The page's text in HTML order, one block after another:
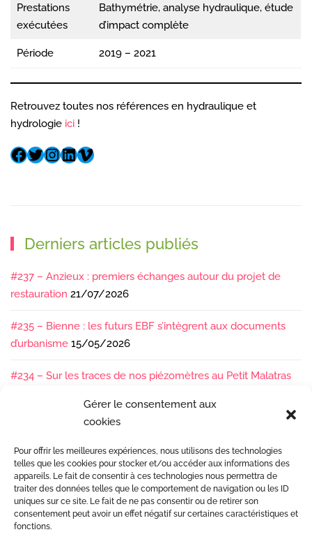
Gérer le consentement aux
cookies
Pour offrir les meilleures expériences, nous utilisons des technologies
telles que les cookies pour stocker et/ou accéder aux informations des
appareils. Le fait de consentir à ces technologies nous permettra de
traiter des données telles que le comportement de navigation ou les ID
uniques sur ce site. Le fait de ne pas consentir ou de retirer son
consentement peut avoir un effet négatif sur certaines caractéristiques et
fonctions.
Prestations
exécutées
Bathymétrie, analyse hydraulique, étude
d’impact complète
Période 2019 – 2021
Retrouvez toutes nos références en hydraulique et
hydrologie ici !
Derniers articles publiés
#237 – Anzieux : premiers échanges autour du projet de
restauration 21/07/2026
#235 – Bienne : les futurs EBF s’intègrent aux documents
d’urbanisme 15/05/2026
#234 – Sur les traces de nos piézomètres au Petit Malatras
#233 – Les sédiments, ça se suit en équipe !
#232 – Sur le terrain avec l’Isère : ça bouge sous nos pieds !
07/04/2026